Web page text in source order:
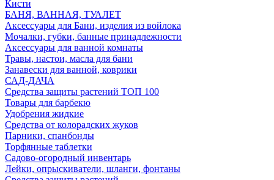
Кисти
БАНЯ, ВАННАЯ, ТУАЛЕТ
Аксессуары для Бани, изделия из войлока
Мочалки, губки, банные принадлежности
Аксессуары для ванной комнаты
Травы, настои, масла для бани
Занавески для ванной, коврики
САД-ДАЧА
Средства защиты растений ТОП 100
Товары для барбекю
Удобрения жидкие
Средства от колорадских жуков
Парники, спанбонды
Торфянные таблетки
Садово-огородный инвентарь
Лейки, опрыскиватели, шланги, фонтаны